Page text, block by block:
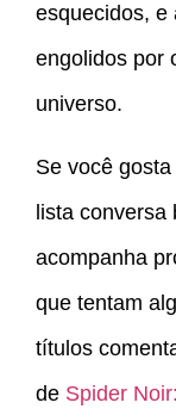
esquecidos, e
engolidos por
universo.
Se você
lista conversa
acompanha
que tentam
títulos
de Spider